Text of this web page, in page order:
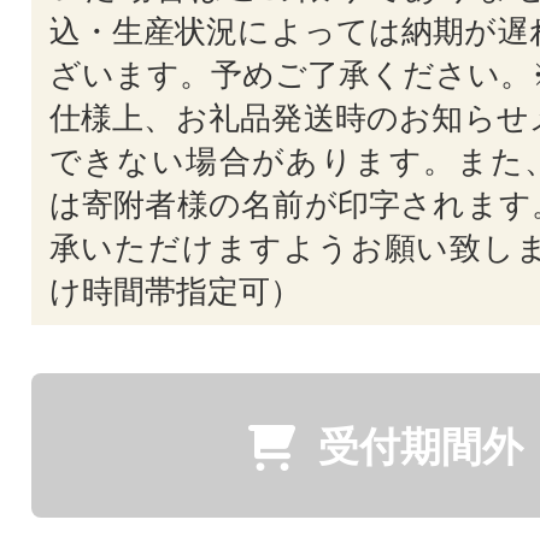
込・生産状況によっては納期が
ざいます。予めご了承ください
仕様上、お礼品発送時のお知ら
できない場合があります。また
は寄附者様の名前が印字されま
承いただけますようお願い致し
け時間帯指定可）
受付期間外